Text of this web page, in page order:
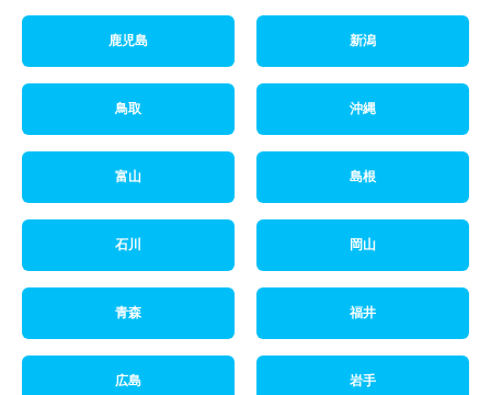
鹿児島 新潟
鳥取 沖縄
富山 島根
石川 岡山
青森 福井
広島 岩手